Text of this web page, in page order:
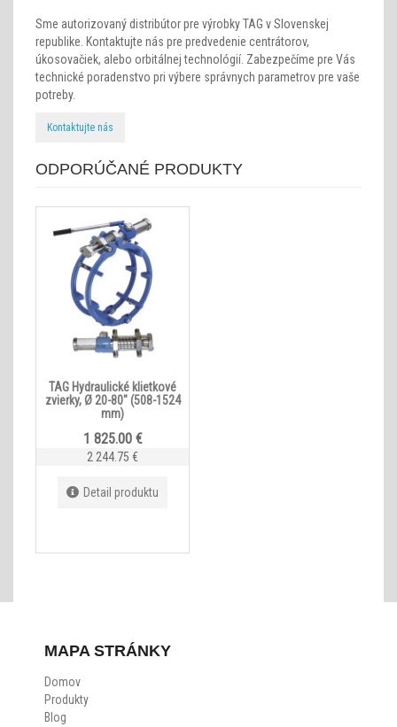
Sme autorizovaný distribútor pre výrobky TAG v Slovenskej
republike. Kontaktujte nás pre predvedenie centrátorov,
úkosovačiek, alebo orbitálnej technológií. Zabezpečíme pre Vás
technické poradenstvo pri výbere správnych parametrov pre vaše
potreby.
Kontaktujte nás
ODPORÚČANÉ PRODUKTY
TAG Hydraulické klietkové
zvierky, Ø 20-80" (508-1524
mm)
1 825.00 €
2 244.75 €
Detail produktu
MAPA STRÁNKY
Domov
Produkty
Blog